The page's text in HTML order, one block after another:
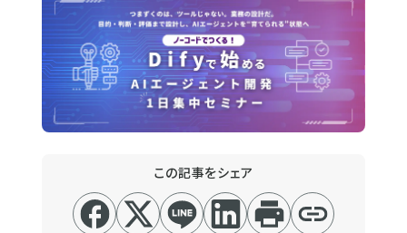
この記事をシェア